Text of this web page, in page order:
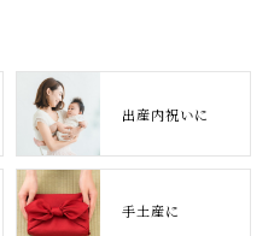
出産内祝いに
手土産に